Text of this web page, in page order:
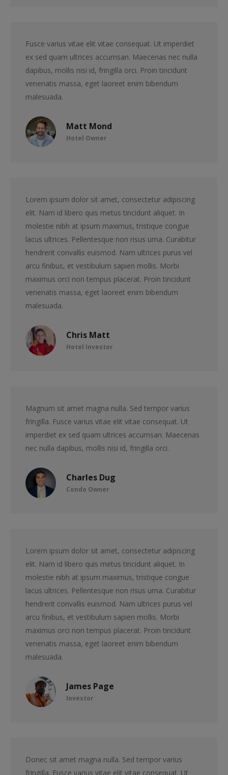
Matt Mond
Hotel Owner
Fusce varius vitae elit vitae consequat. Ut imperdiet
ex sed quam ultrices accumsan. Maecenas nec nulla
dapibus, mollis nisi id, fringilla orci. Proin tincidunt
venenatis massa, eget laoreet enim bibendum
malesuada.
Chris Matt
Hotel Investor
Lorem ipsum dolor sit amet, consectetur adipiscing
elit. Nam id libero quis metus tincidunt aliquet. In
molestie nibh at ipsum maximus, tristique congue
lacus ultrices. Pellentesque non risus urna. Curabitur
hendrerit convallis euismod. Nam ultrices purus vel
arcu finibus, et vestibulum sapien mollis. Morbi
maximus orci non tempus placerat. Proin tincidunt
venenatis massa, eget laoreet enim bibendum
malesuada.
Charles Dug
Condo Owner
Magnum sit amet magna nulla. Sed tempor varius
fringilla. Fusce varius vitae elit vitae consequat. Ut
imperdiet ex sed quam ultrices accumsan. Maecenas
nec nulla dapibus, mollis nisi id, fringilla orci.
James Page
Investor
Lorem ipsum dolor sit amet, consectetur adipiscing
elit. Nam id libero quis metus tincidunt aliquet. In
molestie nibh at ipsum maximus, tristique congue
lacus ultrices. Pellentesque non risus urna. Curabitur
hendrerit convallis euismod. Nam ultrices purus vel
arcu finibus, et vestibulum sapien mollis. Morbi
maximus orci non tempus placerat. Proin tincidunt
venenatis massa, eget laoreet enim bibendum
malesuada.
Donec sit amet magna nulla. Sed tempor varius
fringilla. Fusce varius vitae elit vitae consequat. Ut